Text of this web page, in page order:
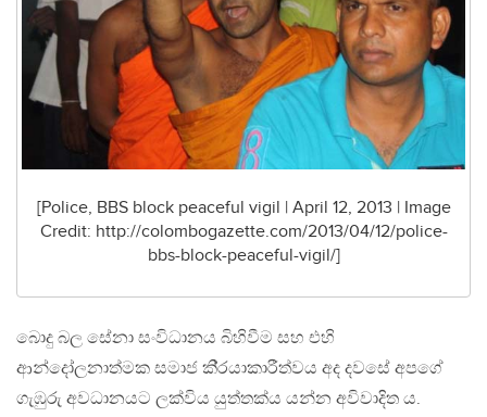
[Police, BBS block peaceful vigil | April 12, 2013 | Image
Credit: http://colombogazette.com/2013/04/12/police-
bbs-block-peaceful-vigil/]
බොදු බල සේනා සංවිධානය බිහිවීම සහ එහි
ආන්දෝලනාත්මක සමාජ කි‍්‍රයාකාරීත්වය අද දවසේ අපගේ
ගැඹුරු අවධානයට ලක්විය යුත්තක්ය යන්න අවිවාදිත ය.